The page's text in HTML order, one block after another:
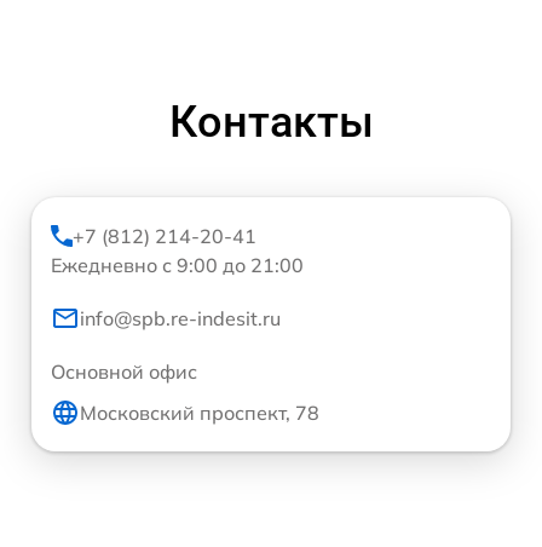
Контакты
+7 (812) 214-20-41
Ежедневно с 9:00 до 21:00
info@spb.re-indesit.ru
Основной офис
Московский проспект, 78